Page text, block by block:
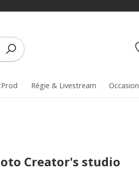
Régie & Livestream Occasion
Creator's studio